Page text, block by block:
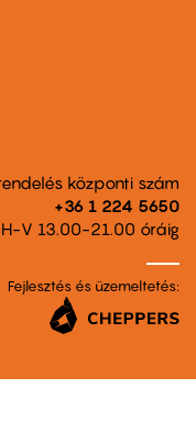
központi szám
+36 1 224 5650
H-V 13.00-21.00 óráig
Fejlesztés és üzemeltetés: